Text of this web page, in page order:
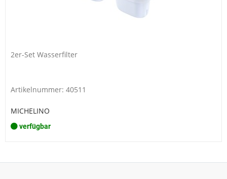
2er-Set Wasserfilter
Artikelnummer: 40511
MICHELINO
verfügbar